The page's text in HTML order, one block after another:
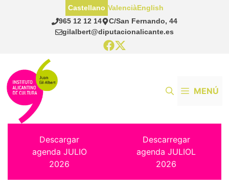
965 12 12 14
C/San Fernando, 44
gilalbert@diputacionalicante.es
Castellano ValenciàEnglish
MENÚ
Descargar
agenda JULIO
2026
Descarregar
agenda JULIOL
2026